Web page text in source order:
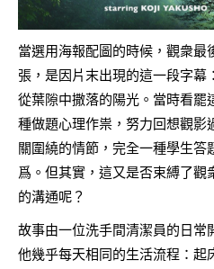
當選用海報配圖的時候，觀衆最
張，是因片末出現的這一段字幕
從葉隙中撒落的陽光。當時看罷
種做題心理作祟，努力回想觀影
關圍繞的情節，完全一種學生答
爲。但其實，這又是否束縛了觀
的溝通呢？
故事由一位洗手間清潔員的日常
他幾乎每天相同的生活流程：起